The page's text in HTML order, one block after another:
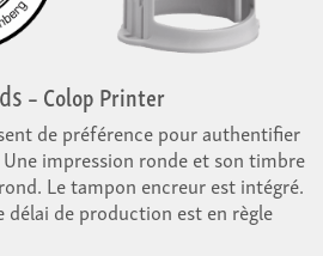
– Colop Printer
de préférence pour authentifier
impression ronde et son timbre
Le tampon encreur est intégré.
délai de production est en règle